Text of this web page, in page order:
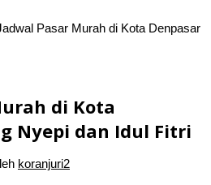
Pasar Murah di Kota Denpasar
di Kota
Nyepi dan Idul Fitri
koranjuri2